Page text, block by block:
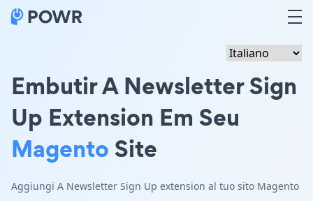
Embutir A Newsletter Sign
Up Extension Em Seu
MagentoSite
Aggiungi A Newsletter Sign Up extension al tuo sito Magento